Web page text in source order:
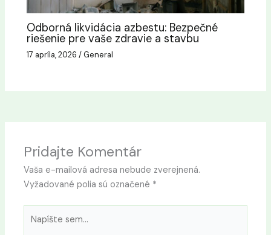
Odborná likvidácia azbestu: Bezpečné
riešenie pre vaše zdravie a stavbu
17 apríla, 2026/ General
Pridajte Komentár
Vaša e-mailová adresa nebude zverejnená.
Vyžadované polia sú označené *
sem...